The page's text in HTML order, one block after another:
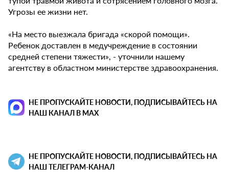
Угрозы ее жизни нет.
«На место выезжала бригада «скорой помощи».
Ребенок доставлен в медучреждение в состоянии
средней степени тяжести», - уточнили нашему
агентству в областном министерстве здравоохранения.
НЕ ПРОПУСКАЙТЕ НОВОСТИ, ПОДПИСЫВАЙТЕСЬ НА
НАШ КАНАЛ В MAX
НЕ ПРОПУСКАЙТЕ НОВОСТИ, ПОДПИСЫВАЙТЕСЬ НА
НАШ ТЕЛЕГРАМ-КАНАЛ